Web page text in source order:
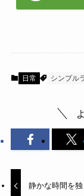
日常 シンプル
静かな時間を